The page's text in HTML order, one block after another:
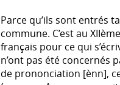
Parce qu’ils sont entrés
commune. C’est au
français pour ce qui
n’ont pas été concernés
de prononciation [ènn],